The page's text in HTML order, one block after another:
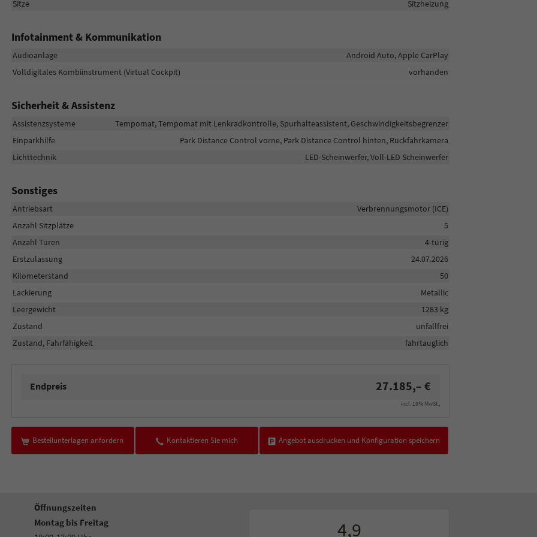
Sitze
Sitzheizung
Infotainment & Kommunikation
Audioanlage
Android Auto, Apple CarPlay
Volldigitales Kombiinstrument (Virtual Cockpit)
vorhanden
Sicherheit & Assistenz
Assistenzsysteme
Tempomat, Tempomat mit Lenkradkontrolle, Spurhalteassistent, Geschwindigkeitsbegrenzer
Einparkhilfe
Park Distance Control vorne, Park Distance Control hinten, Rückfahrkamera
Lichttechnik
LED-Scheinwerfer, Voll-LED Scheinwerfer
Sonstiges
Antriebsart
Verbrennungsmotor (ICE)
Anzahl Sitzplätze
5
Anzahl Türen
4-türig
Erstzulassung
24.07.2026
Kilometerstand
50
Lackierung
Metallic
Leergewicht
1283 kg
Zustand
unfallfrei
Zustand, Fahrfähigkeit
fahrtauglich
Endpreis 27.185,– €
incl. 19% MwSt.,
Bestellunterlagen anfordern Kontaktieren Sie mich Angebot ausdrucken und Konfiguration speichern
Öffnungszeiten
Montag bis Freitag
4,9